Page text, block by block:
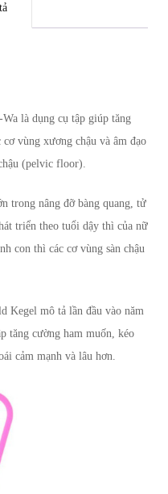
là dụng cụ tập giúp tăng
cơ vùng xương chậu và âm đạo
(pelvic floor).
trong nâng đỡ bàng quang, tử
triển theo tuổi dậy thì của nữ
con thì các cơ vùng sàn chậu
Kegel mô tả lần đầu vào năm
tăng cường ham muốn, kéo
cảm mạnh và lâu hơn.